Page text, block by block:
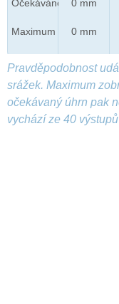
Očekáváno
Maximum
0 mm
0 mm
Pravděpodobnost
srážek. Maximum
očekávaný úhrn pak
vychází ze 40